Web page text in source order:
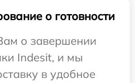
о готовности
о завершении
Indesit, и мы
в удобное